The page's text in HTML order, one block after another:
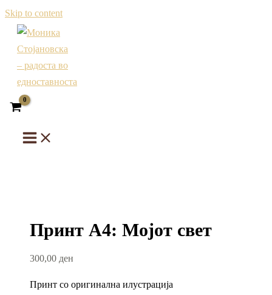
Skip to content
Принт А4: Мојот свет
300,00 ден
Принт со оригинална илустрација